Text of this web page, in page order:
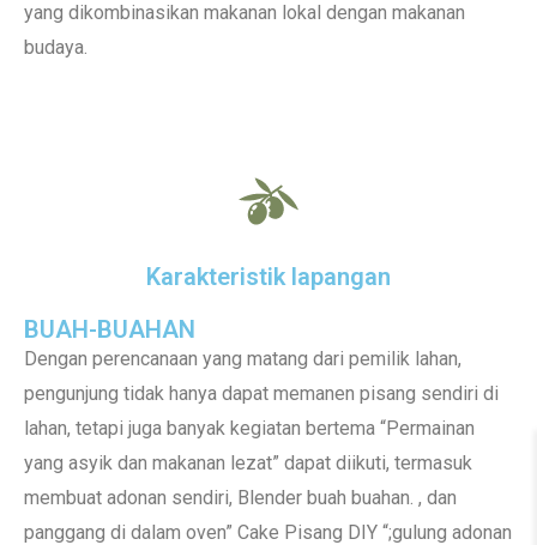
yang dikombinasikan makanan lokal dengan makanan
budaya.
Karakteristik lapangan
BUAH-BUAHAN
Dengan perencanaan yang matang dari pemilik lahan,
pengunjung tidak hanya dapat memanen pisang sendiri di
lahan, tetapi juga banyak kegiatan bertema “Permainan
yang asyik dan makanan lezat” dapat diikuti, termasuk
membuat adonan sendiri, Blender buah buahan. , dan
panggang di dalam oven” Cake Pisang DIY “;gulung adonan